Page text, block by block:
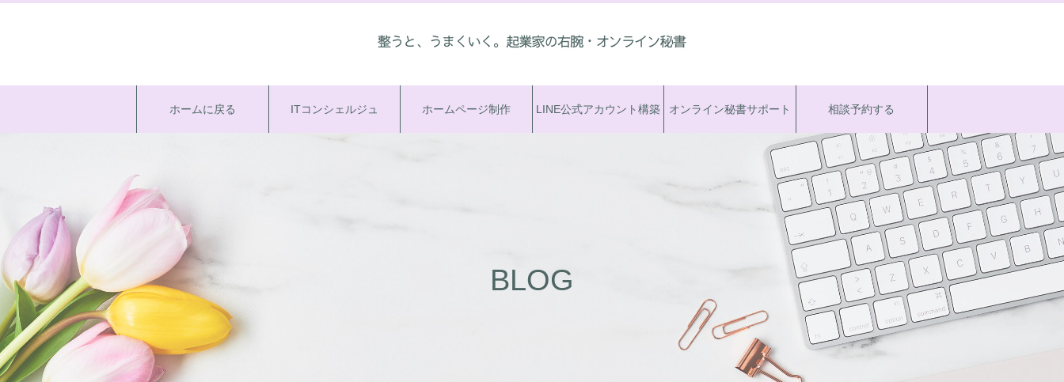
ホームに戻る ITコンシェルジュ ホームページ制作 LINE公式アカウント構築 オンライン秘書サポート 相談予約する
BLOG